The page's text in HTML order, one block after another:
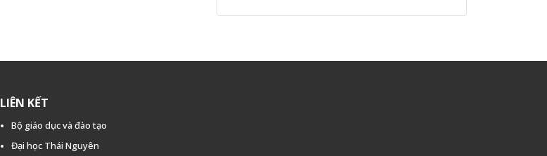
LIÊN KẾT
Bộ giáo dục và đào tạo
Đại học Thái Nguyên